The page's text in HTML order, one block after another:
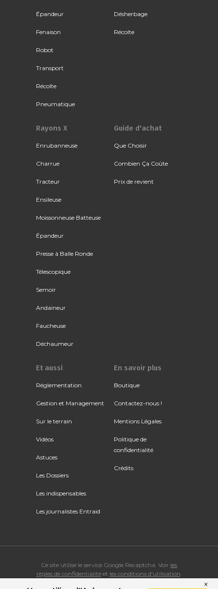
Épandeur
Fenaison
Robot
Transport
Récolte
Pneumatique
Désherbage
Récolte
Rayons X
Enrubanneuse
Charrue
Tracteur
Ensileuse
Moissonneuse Batteuse
Épandeur
Presse à Balle Ronde
Télescopique
Semoir
Andaineur
Faucheuse
Déchaumeur
Guide d'achat
Que Choisir
Combien Ça Coûte
Prix de revient
Et aussi
Réglementation
Gestion et Management
Sur le terrain
Vidéos
Astuces
Les Dossiers
Les indispensables
Les journalistes Entraid
En savoir plus
Boutique
Contactez-nous !
Mentions Légales
Politique de
confidentialité
Crédits
Ce site utilise le service Google Recaptcha. Voir les
règles de confidentialitéet les conditions d'utilisation
×